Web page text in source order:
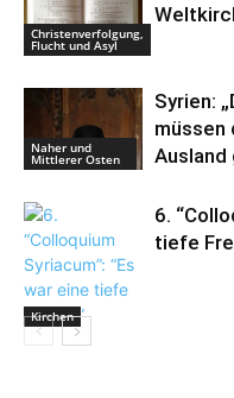
Christenverfolgung,
Flucht und Asyl
Naher und
Mittlerer Osten
Syrien:
müssen
Kirchen
6.
tiefe